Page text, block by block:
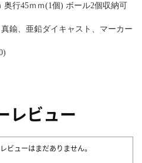
行45ｍｍ(1個) ボール2個収納可
鍮、亜鉛ダイキャスト、マーカー
レビュー
ビューはまだありません。